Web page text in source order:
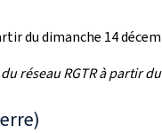
du dimanche 14
réseau RGTR à partir